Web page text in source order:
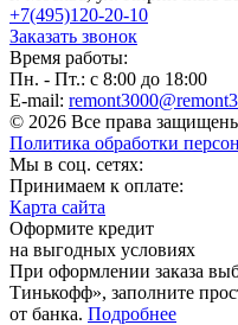
+7(495)120-20-10
Заказать звонок
Время работы:
Пн. - Пт.: с 8:00 до 18:00
E-mail:
© 2026 Все права
Политика обработки
Мы в соц. сетях:
Принимаем к оплате:
Карта сайта
Оформите кредит
на выгодных условиях
При оформлении заказа
Тинькофф», заполните
от банка. Подробнее